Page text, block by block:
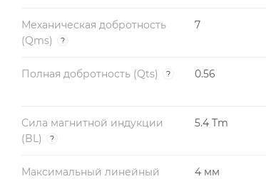
Механическая добротность
(Qms)
?
7
Полная добротность (Qts) ? 0.56
Сила магнитной индукции
(BL)
?
5.4 Tm
Максимальный линейный
4 мм